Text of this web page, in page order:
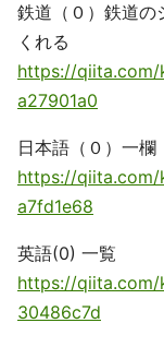
鉄道（０）鉄道の
くれる
https://qiita.com/
a27901a0
日本語（０）一欄
https://qiita.com/
a7fd1e68
英語(0) 一覧
https://
30486c7d